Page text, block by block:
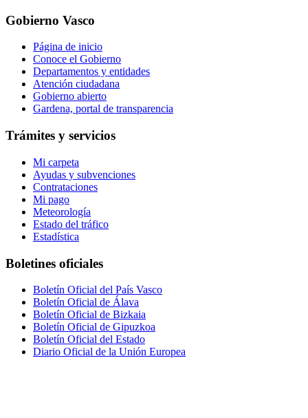
Gobierno Vasco
Página de inicio
Conoce el Gobierno
Departamentos y entidades
Atención ciudadana
Gobierno abierto
Gardena, portal de transparencia
Trámites y servicios
Mi carpeta
Ayudas y subvenciones
Contrataciones
Mi pago
Meteorología
Estado del tráfico
Estadística
Boletines oficiales
Boletín Oficial del País Vasco
Boletín Oficial de Álava
Boletín Oficial de Bizkaia
Boletín Oficial de Gipuzkoa
Boletín Oficial del Estado
Diario Oficial de la Unión Europea